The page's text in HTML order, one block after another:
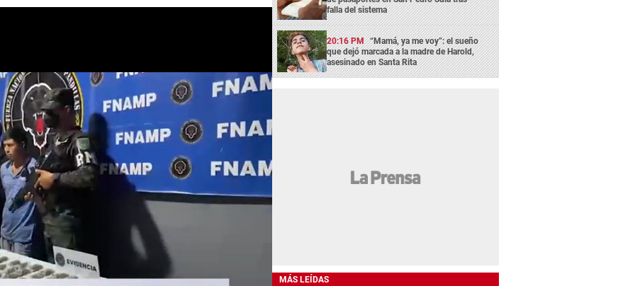
falla del sistema
20:16 PM “Mamá, ya me voy”: el sueño
que dejó marcada a la madre de Harold,
asesinado en Santa Rita
MÁS LEÍDAS